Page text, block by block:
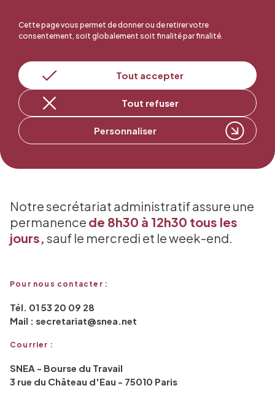
Cette page vous permet de donner ou de retirer votre
consentement, soit globalement soit finalité par finalité.
Tout accepter
Tout refuser
Personnaliser
En ligne, c'est facile !
Adhérer au SNEA
Notre secrétariat administratif assure une
permanence de 8h30 à 12h30 tous les
jours, sauf le mercredi et le week-end.
Pour nous contacter :
Tél. 01 53 20 09 28
Mail : secretariat@snea.net
Courrier :
SNEA - Bourse du Travail
3 rue du Château d'Eau - 75010 Paris